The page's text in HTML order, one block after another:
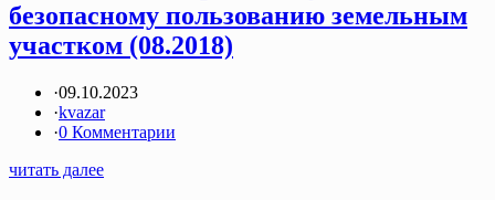
безопасному пользованию земельным
участком (08.2018)
·09.10.2023
·kvazar
·0 Комментарии
читать далее